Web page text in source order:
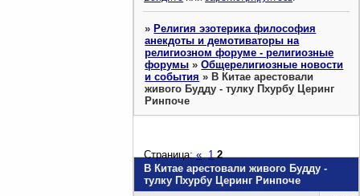
»Религия эзотерика философия
анекдоты и демотиваторы на
религиозном форуме - религиозные
форумы »Общерелигиозные новости
и события »В Китае арестовали
живого Будду - тулку Пхурбу Церинг
Ринпоче
В Китае арестовали живого Будду -
тулку Пхурбу Церинг Ринпоче
Страница:« 1 2